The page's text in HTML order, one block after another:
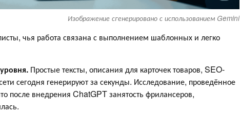
Изображение сгенерировано с использованием Gemini
чья работа связана с выполнением шаблонных и легко
Простые тексты, описания для карточек товаров, SEO-
сегодня генерируют за секунды. Исследование, проведённое
после внедрения ChatGPT занятость фрилансеров,